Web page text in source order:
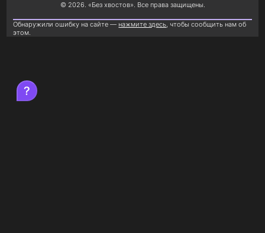
© 2026. «Без хвостов». Все права защищены.
Обнаружили ошибку на сайте — нажмите здесь, чтобы сообщить нам об
этом.